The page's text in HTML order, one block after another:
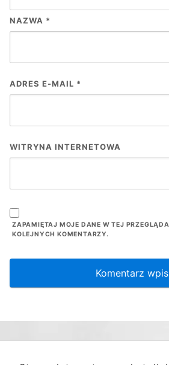
NAZWA *
ADRES E-MAIL *
WITRYNA INTERNETOWA
ZAPAMIĘTAJ MOJE DANE W TEJ
KOLEJNYCH KOMENTARZY.